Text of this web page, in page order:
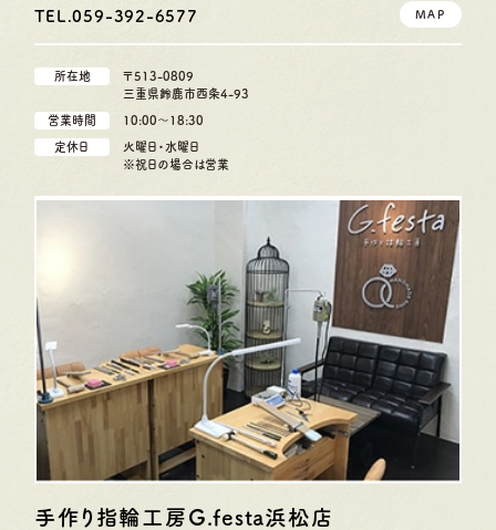
TEL.059-392-6577 MAP
所在地
〒513-0809
三重県鈴鹿市西条4-93
営業時間 10:00〜18:30
定休日
火曜日・水曜日
※祝日の場合は営業
手作り指輪工房G.festa浜松店